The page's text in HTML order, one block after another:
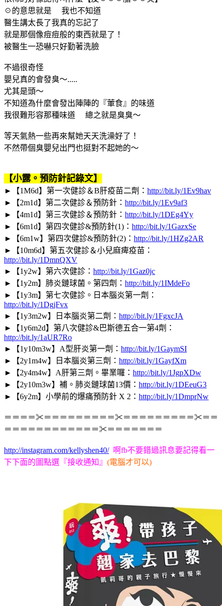
☉的意思就是 我也不知道
醫生講太長了我真的忘記了
就是那個像痘痘般的東西就是了！
被醫生一恐嚇只好勤著洗臉
不過很奇怪
嬰兒真的會發臭～.....
尤其是頭～
不知道為什麼會發出陣陣的『葷食』的味道
我很難形容那種味道 總之就是臭臭～
等天氣熱一些再來幫她天天洗澡好了！
不然帶個臭嬰兒出門也挺對不起她的～
【小露。預防針記錄文】
► 【1M6d】第一次健診＆B肝疫苗二劑： http://bit.ly/1Ev9hav
►
【2m1d】第二次健診＆預防針： http://bit.ly/1Ev9af3
►
【4m1d】第三次健診＆預防針： http://bit.ly/1DEg4Yy
►
【6m1d】第四次健診&預防針(1)： http://bit.ly/1GazxSe
►
【6m1w】第四次健診&預防針(2)： http://bit.ly/1HZg2AR
►
【10m6d】第五次健診＆小兒麻痺疫苗：
http://bit.ly/1DmnQXV
►
【1y2w】第六次健診： http://bit.ly/1Gaz0jc
►
【1y2m】肺炎鏈球菌。第四劑： http://bit.ly/1IMdeFo
►
【1y3m】第七次健診。日本腦炎第一劑：
http://bit.ly/1DgjFvx
►
【1y3m2w】日本腦炎第二劑： http://bit.ly/1FgxcJA
►
【1y6m2d】第八次健診&巴斯德五合一第4劑：
http://bit.ly/1aUR7Ro
►
【1y10m3w】A型肝炎第一劑： http://bit.ly/1GaymSI
►
【2y1m4w】日本腦炎第三劑： http://bit.ly/1GayfXm
►
【2y4m4w】A肝第三劑。畢業囉： http://bit.ly/1JgpXDw
►
【2y10m3w】補。肺炎鏈球菌13價： http://bit.ly/1DEeuG3
►
【6y2m】小學前的爆痛預防針 X 2： http://bit.ly/1DmprNw
＝＝＝＝✂＝＝＝＝＝＝＝＝＝✂＝＝＝＝＝＝＝＝＝✂＝＝
＝＝＝＝＝＝＝＝＝＝＝＝✂＝＝＝＝＝＝＝
http://instagram.com/kellyshen40/ 啊fb不要錯過訊息要記得看一
下下面的圖點選 『接收通知』 (電腦才可以)